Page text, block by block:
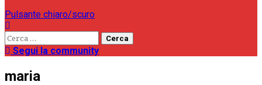
Pulsante chiaro/scuro
Ricerca
per:Segui la community
maria